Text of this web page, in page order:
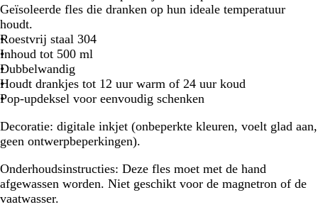
i
t
Geïsoleerde fles die dranken op hun ideale temperatuur
houdt.
Roestvrij staal 304
Inhoud tot 500 ml
Dubbelwandig
Houdt drankjes tot 12 uur warm of 24 uur koud
Pop-updeksel voor eenvoudig schenken
Decoratie: digitale inkjet (onbeperkte kleuren, voelt glad aan,
geen ontwerpbeperkingen).
Onderhoudsinstructies: Deze fles moet met de hand
afgewassen worden. Niet geschikt voor de magnetron of de
vaatwasser.